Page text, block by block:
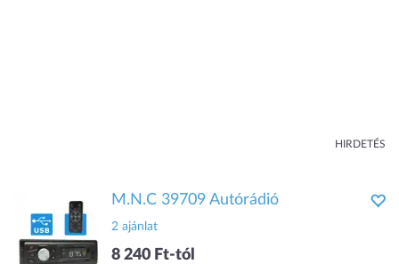
HIRDETÉS
M.N.C 39709 Autórádió
2 ajánlat
8 240 Ft-tól